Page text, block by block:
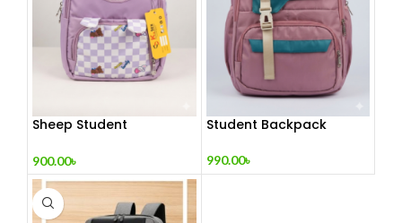
Sheep Student
900.00৳
Student Backpack
990.00৳